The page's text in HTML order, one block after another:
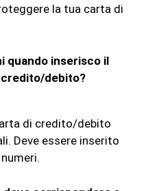
la tua carta di
quando inserisco il
credito/debito?
di credito/debito
Deve essere inserito